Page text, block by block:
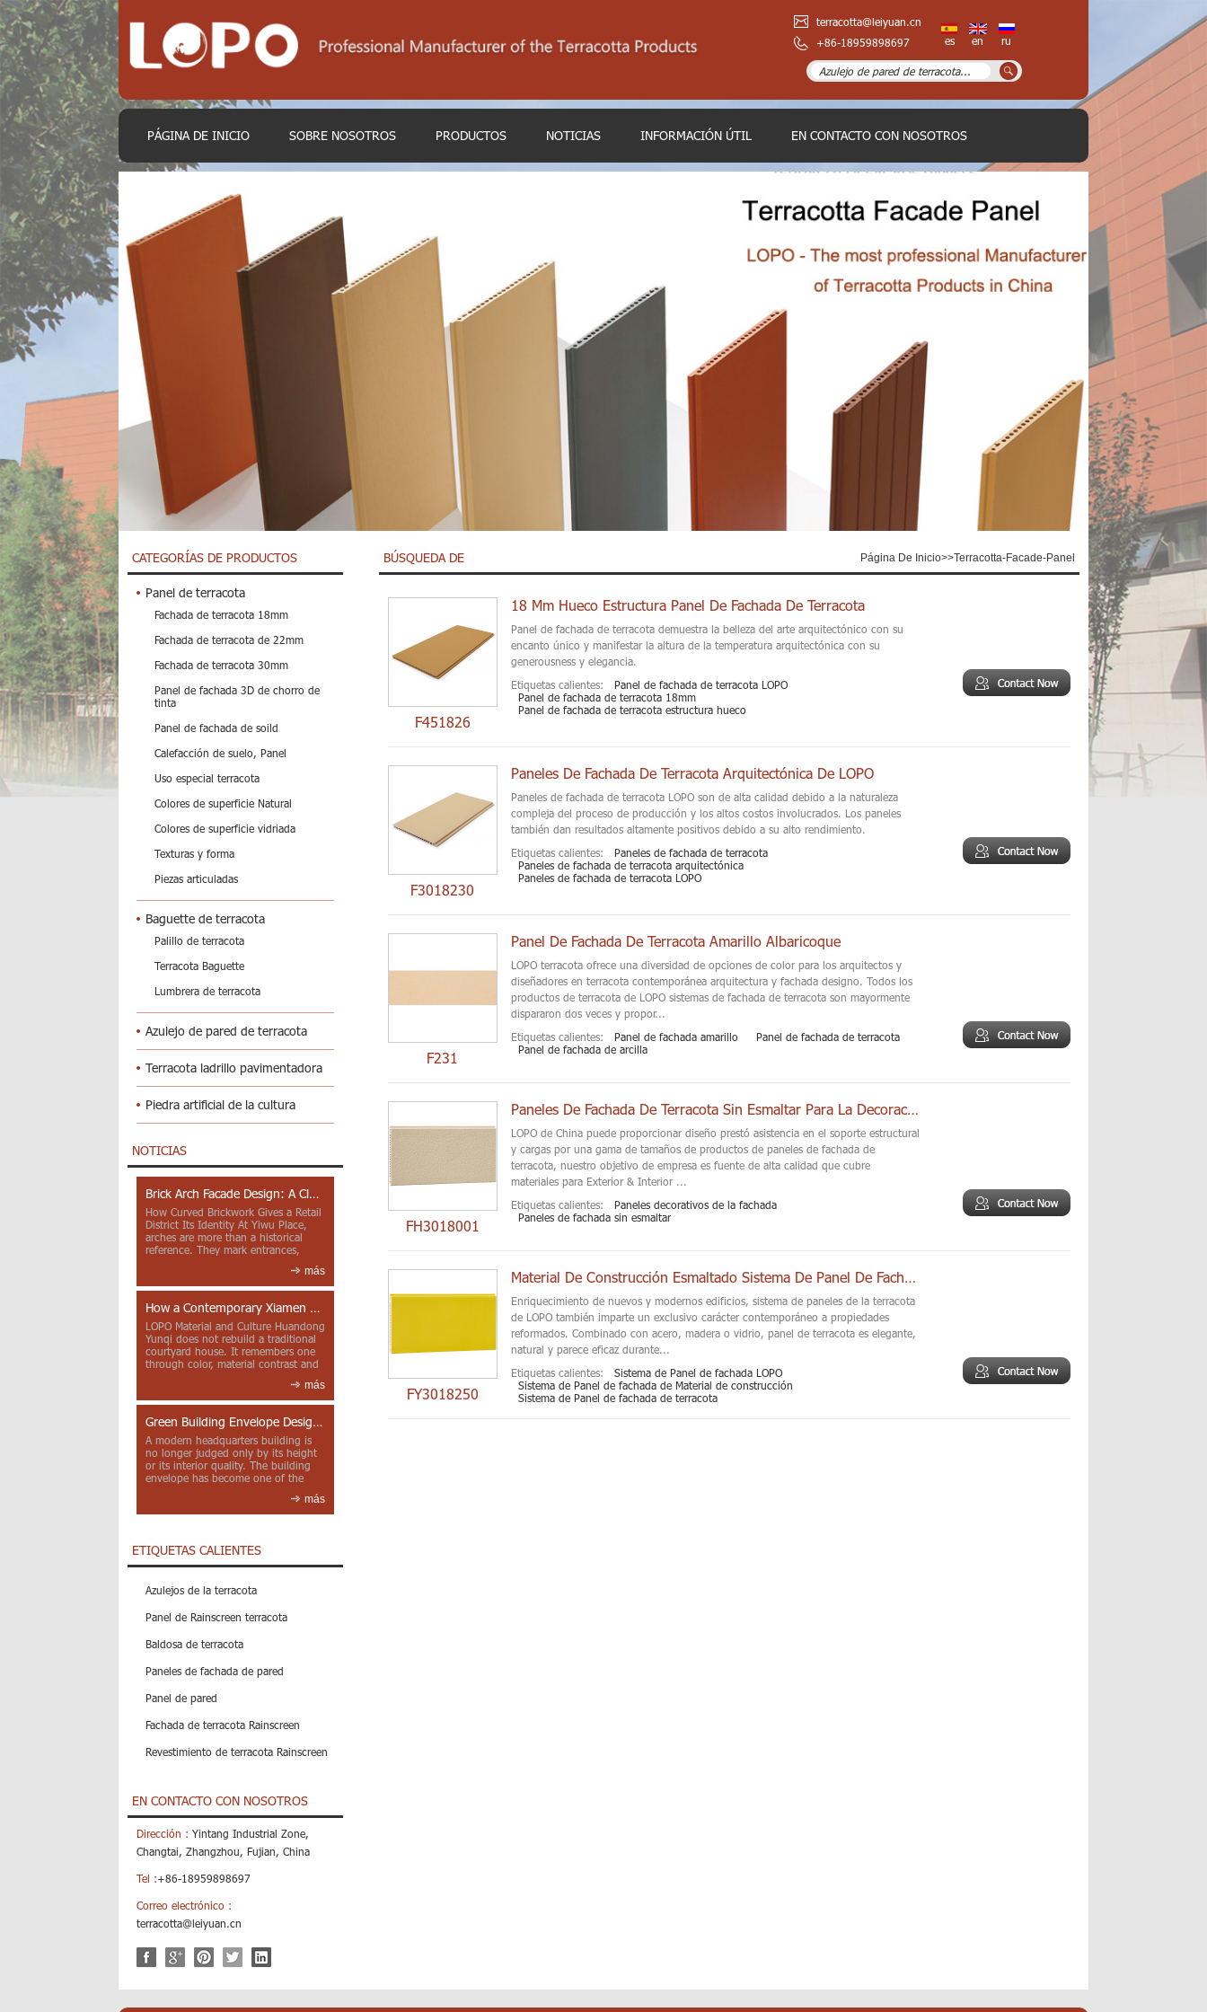
terracotta@leiyuan.cn
+86-18959898697
es en ru
PÁGINA DE INICIO SOBRE NOSOTROS PRODUCTOS NOTICIAS INFORMACIÓN ÚTIL EN CONTACTO CON NOSOTROS
CATEGORÍAS DE PRODUCTOS
Panel de terracota
Fachada de terracota 18mm
Fachada de terracota de 22mm
Fachada de terracota 30mm
Panel de fachada 3D de chorro de
tinta
Panel de fachada de soild
Calefacción de suelo, Panel
Uso especial terracota
Colores de superficie Natural
Colores de superficie vidriada
Texturas y forma
Piezas articuladas
Baguette de terracota
Palillo de terracota
Terracota Baguette
Lumbrera de terracota
Azulejo de pared de terracota
Terracota ladrillo pavimentadora
Piedra artificial de la cultura
NOTICIAS
Brick Arch Facade Design: A Closer Look at Yiwu Place
How Curved Brickwork Gives a Retail
District Its Identity At Yiwu Place,
arches are more than a historical
reference. They mark entrances,
más
How a Contemporary Xiamen Project Reframes Minnan Red Brick
LOPO Material and Culture Huandong
Yunqi does not rebuild a traditional
courtyard house. It remembers one
through color, material contrast and
más
Green Building Envelope Design: Clay Sunscreen Fins for Modern Headquarters Architecture
A modern headquarters building is
no longer judged only by its height
or its interior quality. The building
envelope has become one of the
más
ETIQUETAS CALIENTES
Azulejos de la terracota
Panel de Rainscreen terracota
Baldosa de terracota
Paneles de fachada de pared
Panel de pared
Fachada de terracota Rainscreen
Revestimiento de terracota Rainscreen
EN CONTACTO CON NOSOTROS
Dirección : Yintang Industrial Zone,
Changtai, Zhangzhou, Fujian, China
Tel :+86-18959898697
Correo electrónico :
terracotta@leiyuan.cn
BÚSQUEDA DE Página De Inicio>>Terracotta-Facade-Panel
F451826
18 Mm Hueco Estructura Panel De Fachada De Terracota
Panel de fachada de terracota demuestra la belleza del arte arquitectónico con su
encanto único y manifestar la altura de la temperatura arquitectónica con su
generousness y elegancia.
Etiquetas calientes:
Panel de fachada de terracota LOPO
Panel de fachada de terracota 18mm
Panel de fachada de terracota estructura hueco
F3018230
Paneles De Fachada De Terracota Arquitectónica De LOPO
Paneles de fachada de terracota LOPO son de alta calidad debido a la naturaleza
compleja del proceso de producción y los altos costos involucrados. Los paneles
también dan resultados altamente positivos debido a su alto rendimiento.
Etiquetas calientes:
Paneles de fachada de terracota
Paneles de fachada de terracota arquitectónica
Paneles de fachada de terracota LOPO
F231
Panel De Fachada De Terracota Amarillo Albaricoque
LOPO terracota ofrece una diversidad de opciones de color para los arquitectos y
diseñadores en terracota contemporánea arquitectura y fachada designo. Todos los
productos de terracota de LOPO sistemas de fachada de terracota son mayormente
dispararon dos veces y propor...
Etiquetas calientes:
Panel de fachada amarillo
Panel de fachada de terracota
Panel de fachada de arcilla
FH3018001
Paneles De Fachada De Terracota Sin Esmaltar Para La Decoración De La Pared
LOPO de China puede proporcionar diseño prestó asistencia en el soporte estructural
y cargas por una gama de tamaños de productos de paneles de fachada de
terracota, nuestro objetivo de empresa es fuente de alta calidad que cubre
materiales para Exterior & Interior ...
Etiquetas calientes:
Paneles decorativos de la fachada
Paneles de fachada sin esmaltar
FY3018250
Enriquecimiento de nuevos y modernos edificios, sistema de paneles de la terracota
de LOPO también imparte un exclusivo carácter contemporáneo a propiedades
reformados. Combinado con acero, madera o vidrio, panel de terracota es elegante,
natural y parece eficaz durante...
Etiquetas calientes:
Sistema de Panel de fachada LOPO
Sistema de Panel de fachada de Material de construcción
Sistema de Panel de fachada de terracota